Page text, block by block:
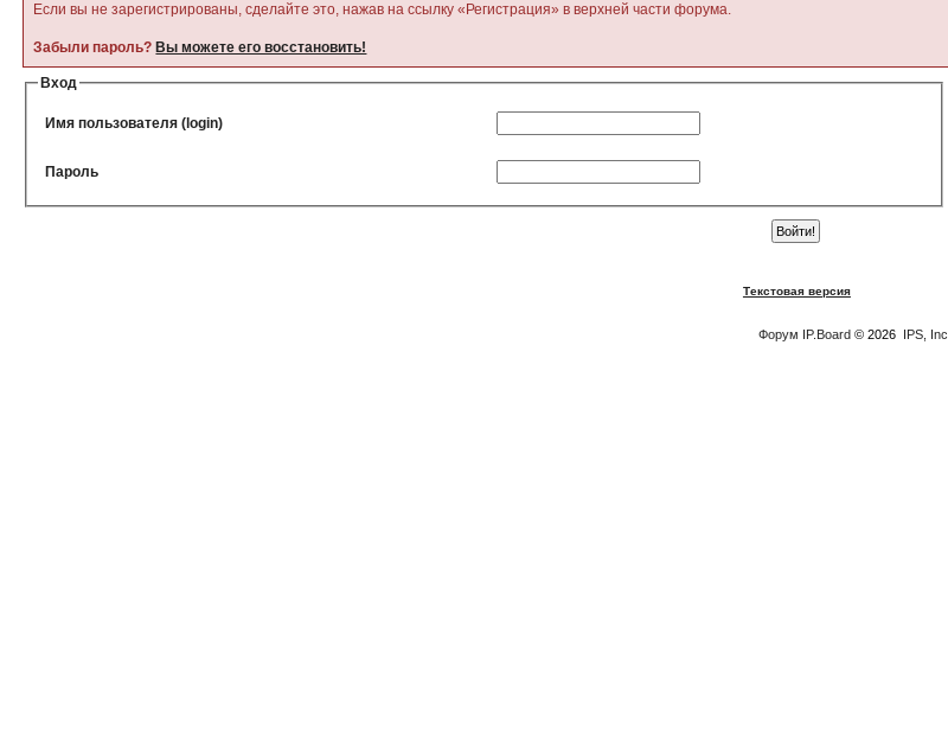
Если вы не зарегистрированы, сделайте это, нажав на ссылку «Регистрация» в верхней части форума.
Забыли пароль? Вы можете его восстановить!
Вход
Имя пользователя (login)
Пароль
Текстовая версия
Форум IP.Board © 2026 IPS, Inc